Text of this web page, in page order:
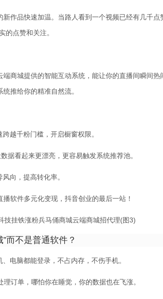
作品快速加温。当路人看到一个视频已经有几千
的点赞和关注。
端商城提供的智能互动系统，能让你的直播间瞬间
推给你的精准自然流。
越千粉门槛，开启橱窗权限。
据看起来更漂亮，更容易触发系统推荐池。
向，提高转化率。
软件多元化变现，抖音创业的最后一站！
而不是普通软件？
电脑都能登录，不占内存，不伤手机。
订单，哪怕你在睡觉，你的数据也在飞涨。